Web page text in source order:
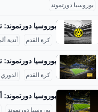
بوروسيا دورتموند
كرة القدم أندية
كرة القدم الدوري
بوروسيا دورتموند